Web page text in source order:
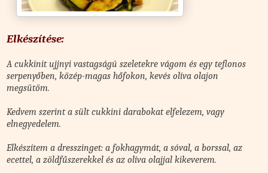
Elkészítése:
A cukkinit ujjnyi vastagságú szeletekre vágom és egy teflonos
serpenyőben, közép-magas hőfokon, kevés olíva olajon
megsütöm.
Kedvem szerint a sült cukkini darabokat elfelezem, vagy
elnegyedelem.
Elkészítem a dresszinget: a fokhagymát, a sóval, a borssal, az
ecettel, a zöldfűszerekkel és az olíva olajjal kikeverem.